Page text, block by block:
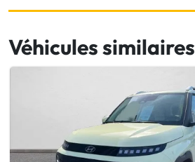
Véhicules similaires